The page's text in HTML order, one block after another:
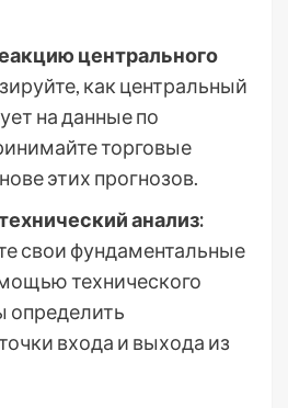
центрального
как центральный
на данные по
торговые
этих прогнозов.
анализ:
свои фундаментальные
технического
определить
входа и выхода из